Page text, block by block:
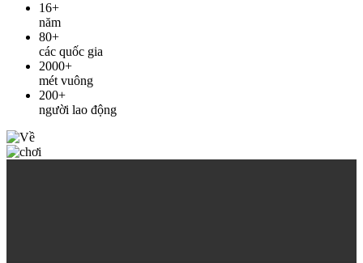
16+
năm
80+
các quốc gia
2000+
mét vuông
200+
người lao động